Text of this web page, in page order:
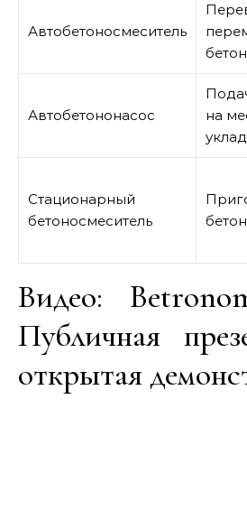
Автобетоносмеситель
Автобетононасос
на
Стационарный
бетоносмеситель
Видео:
Публичная
открытая